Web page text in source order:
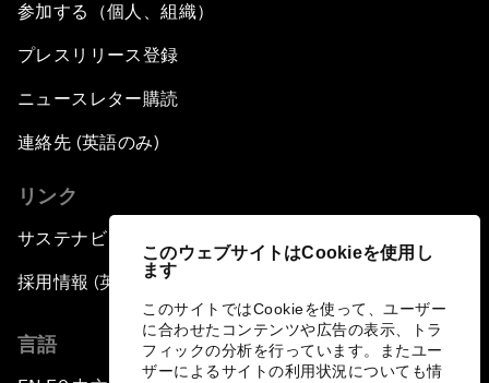
このウェブサイトはCookieを使用し
ます
このサイトではCookieを使って、ユーザー
に合わせたコンテンツや広告の表示、トラ
フィックの分析を行っています。またユー
ザーによるサイトの利用状況についても情
参加する（個人、組織）
プレスリリース登録
ニュースレター購読
連絡先 (英語のみ)
リンク
サステナビリティへの取り組み
採用情報 (英語のみ)
言語